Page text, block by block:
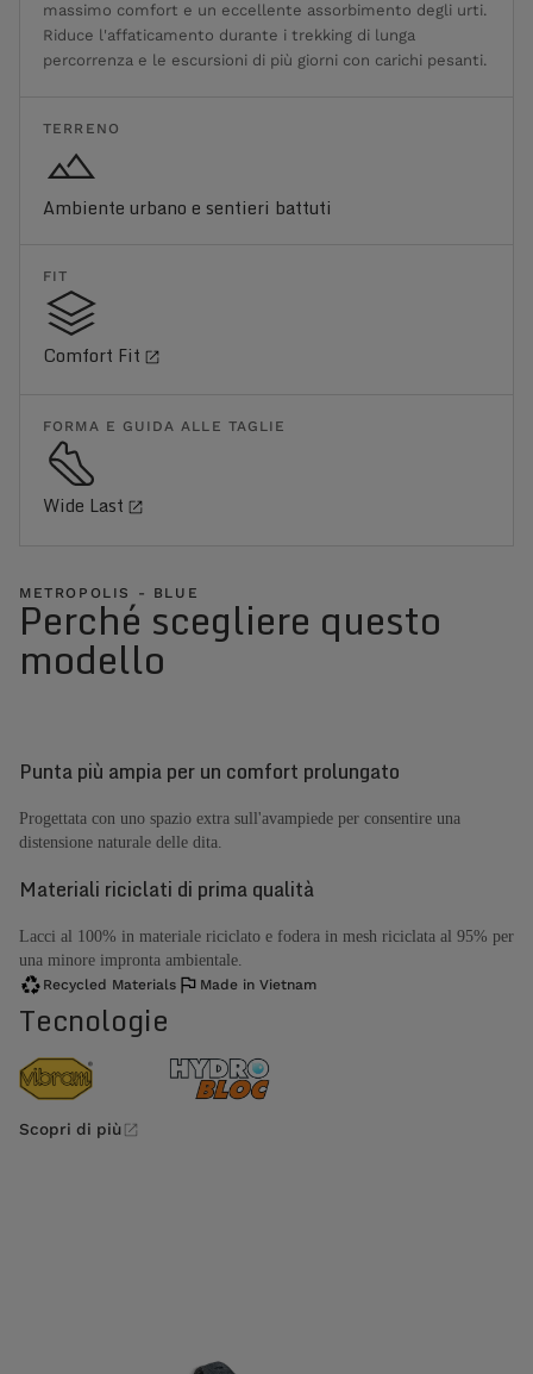
massimo comfort e un eccellente assorbimento degli urti.
Riduce l'affaticamento durante i trekking di lunga
percorrenza e le escursioni di più giorni con carichi pesanti.
TERRENO
Ambiente urbano e sentieri battuti
FIT
Comfort Fit
FORMA E GUIDA ALLE TAGLIE
Wide Last
METROPOLIS - BLUE
Perché scegliere questo
modello
Punta più ampia per un comfort prolungato
Progettata con uno spazio extra sull'avampiede per consentire una
distensione naturale delle dita.
Materiali riciclati di prima qualità
Lacci al 100% in materiale riciclato e fodera in mesh riciclata al 95% per
una minore impronta ambientale.
Recycled Materials Made in Vietnam
Tecnologie
Scopri di più